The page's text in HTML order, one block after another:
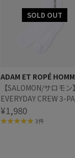
ADAM ET ROPÉ
【SALOMON/サロモン】
EVERYDAY CREW 3-
¥1,980
3件